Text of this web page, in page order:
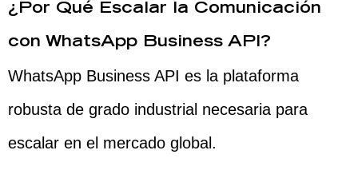
¿Por Qué Escalar la Comunicación
con WhatsApp Business API?
WhatsApp Business API es la plataforma
robusta de grado industrial necesaria para
escalar en el mercado global.